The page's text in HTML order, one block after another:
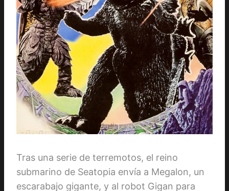
Tras una serie de terremotos, el reino
submarino de Seatopia envía a Megalon, un
escarabajo gigante, y al robot Gigan para